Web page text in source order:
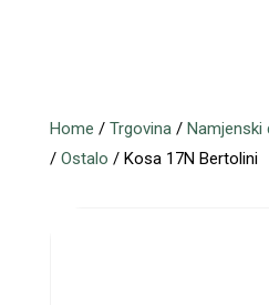
Home / Trgovina/ Namjenski
/ Ostalo / Kosa 17N Bertolini